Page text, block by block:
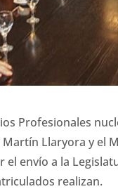
Profesionales
Llaryora y el
el envío a la
realizan.